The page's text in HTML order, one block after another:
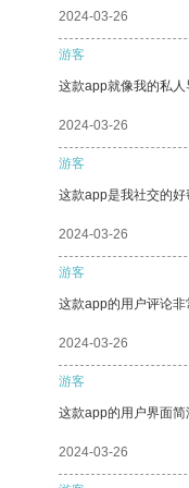
2024-03-26
游客
这款app就像我的私人
2024-03-26
游客
这款app是我社交的好
2024-03-26
游客
这款app的用户评论非
2024-03-26
游客
这款app的用户界面
2024-03-26